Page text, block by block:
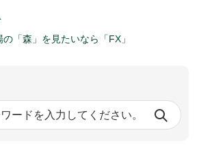
「森」を見たいなら「FX」